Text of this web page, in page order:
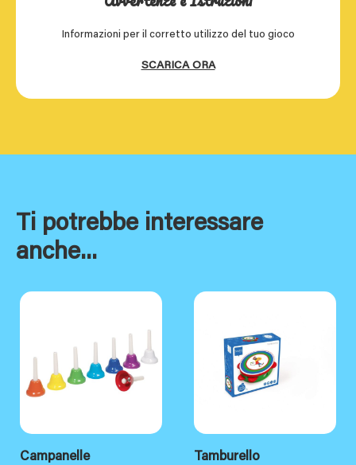
Informazioni per il corretto utilizzo del tuo gioco
SCARICA ORA
Ti potrebbe interessare
anche...
Campanelle Tamburello